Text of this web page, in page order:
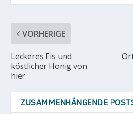
VORHERIGE
Leckeres Eis und
köstlicher Honig von
hier
ZUSAMMENHÄNGENDE